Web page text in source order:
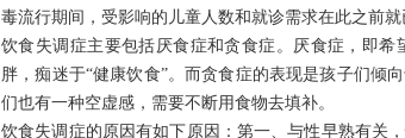
毒流行期间，受影响的儿童人数和就诊需求在此之前
饮食失调症主要包括厌食症和贪食症。厌食症，即
胖，痴迷于“健康饮食”。而贪食症的表现是孩子们倾
们也有一种空虚感，需要不断用食物去填补。
饮食失调症的原因有如下原因：第一、与性早熟有关